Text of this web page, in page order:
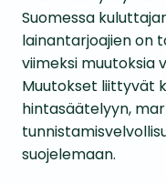
Suomessa
lainantarjoajien on
viimeksi muutoksia
Muutokset liittyvät
hintasäätelyyn,
suojelemaan.